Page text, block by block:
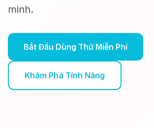
minh.
Bắt Đầu Dùng Thử Miễn Phí
Khám Phá Tính Năng